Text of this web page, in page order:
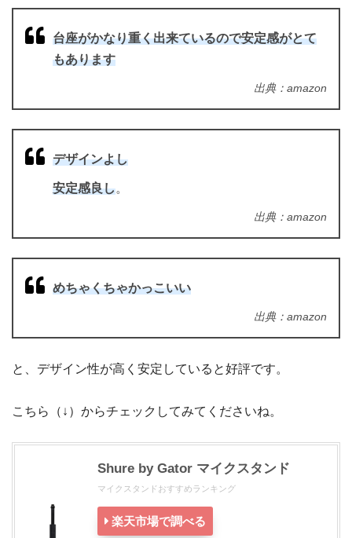
台座がかなり重く出来ているので安定感がとて
もあります
出典：amazon
デザインよし
安定感良し。
出典：amazon
めちゃくちゃかっこいい
出典：amazon
と、デザイン性が高く安定していると好評です。
こちら（↓）からチェックしてみてくださいね。
Shure by Gator マイクスタンド
マイクスタンドおすすめランキング
楽天市場で調べる